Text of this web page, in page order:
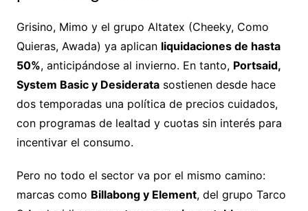
Grisino, Mimo y el grupo Altatex (Cheeky, Como
Quieras, Awada) ya aplican liquidaciones de hasta
50%, anticipándose al invierno. En tanto, Portsaid,
System Basic y Desideratasostienen desde hace
dos temporadas una política de precios cuidados,
con programas de lealtad y cuotas sin interés para
incentivar el consumo.
Pero no todo el sector va por el mismo camino:
marcas como Billabong y Element, del grupo Tarco